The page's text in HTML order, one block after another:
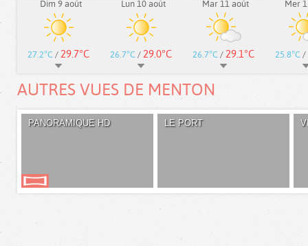
Dim 9 août
27.2°C / 29.7°C
Lun 10 août
26.7°C / 29.0°C
Mar 11 août
26.7°C / 29.1°C
Mer
25.8°C /
AUTRES VUES DE MENTON
PANORAMIQUE HD LE PORT